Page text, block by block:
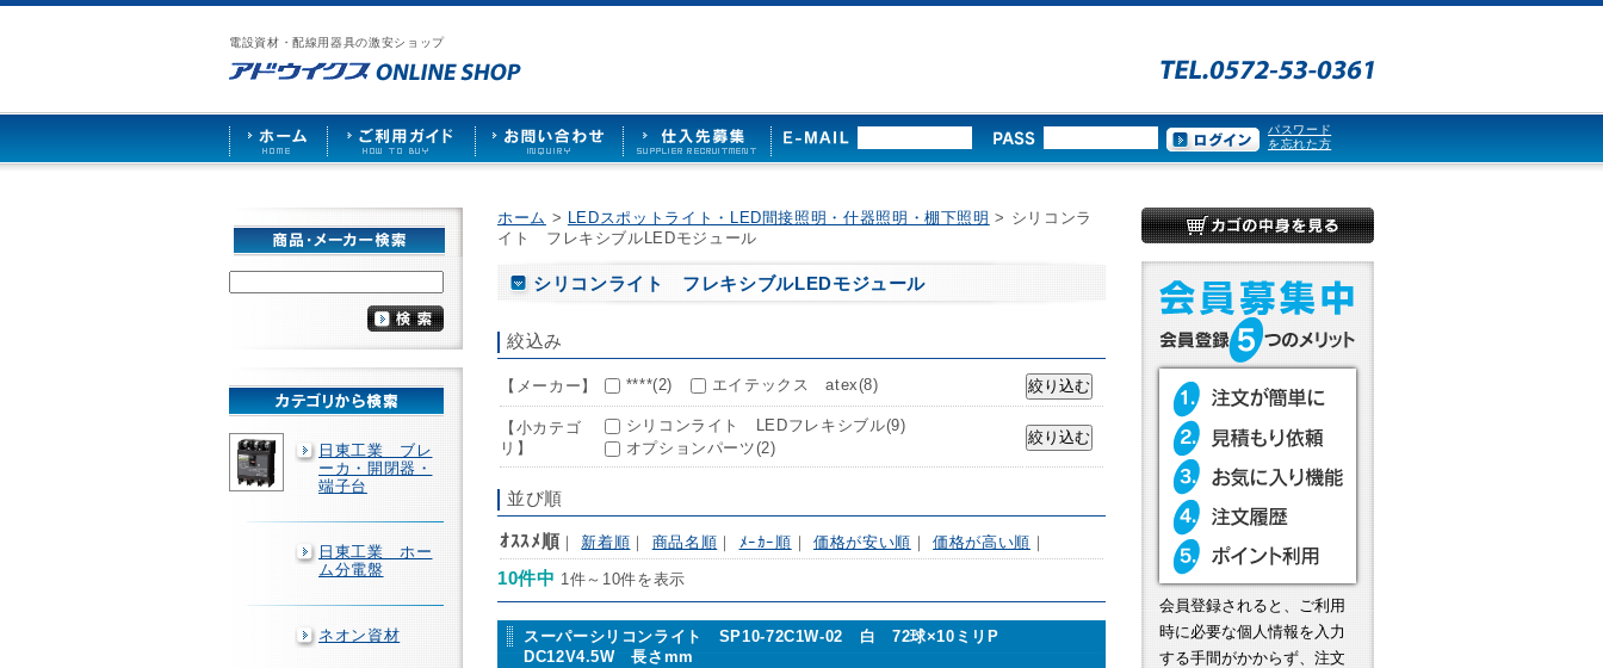
電設資材・配線用器具の激安ショップ
漏
カ
照
ア
ス
ご
ド
お
せ
仕
パスワード
を忘れた方
日東工業 ブレ
ーカ・開閉器・
端子台
日東工業 ホー
ム分電盤
ネオン資材
ホーム > LEDスポットライト・LED間接照明・什器照明・棚下照明 > シリコンラ
イト フレキシブルLEDモジュール
シリコンライト フレキシブルLEDモジュール
絞込み
【メーカー】 ****(2) エイテックス atex(8)
【小カテゴ
リ】
シリコンライト LEDフレキシブル(9)
オプションパーツ(2)
並び順
ｵｽｽﾒ順 ｜ 新着順 ｜ 商品名順 ｜ ﾒｰｶｰ順 ｜価格が安い順 ｜価格が高い順 ｜
10件中 1件～10件を表示
スーパーシリコンライト SP10-72C1W-02 白 72球×10ミリP
DC12V4.5W 長さmm
会員登録されると、ご利用
時に必要な個人情報を入力
する手間がかからず、注文